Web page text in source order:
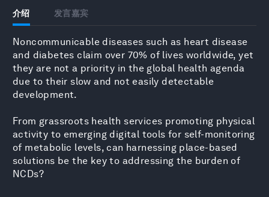
介绍 发言嘉宾
Noncommunicable diseases such as heart disease
and diabetes claim over 70% of lives worldwide, yet
they are not a priority in the global health agenda
due to their slow and not easily detectable
development.
From grassroots health services promoting physical
activity to emerging digital tools for self-monitoring
of metabolic levels, can harnessing place-based
solutions be the key to addressing the burden of
NCDs?